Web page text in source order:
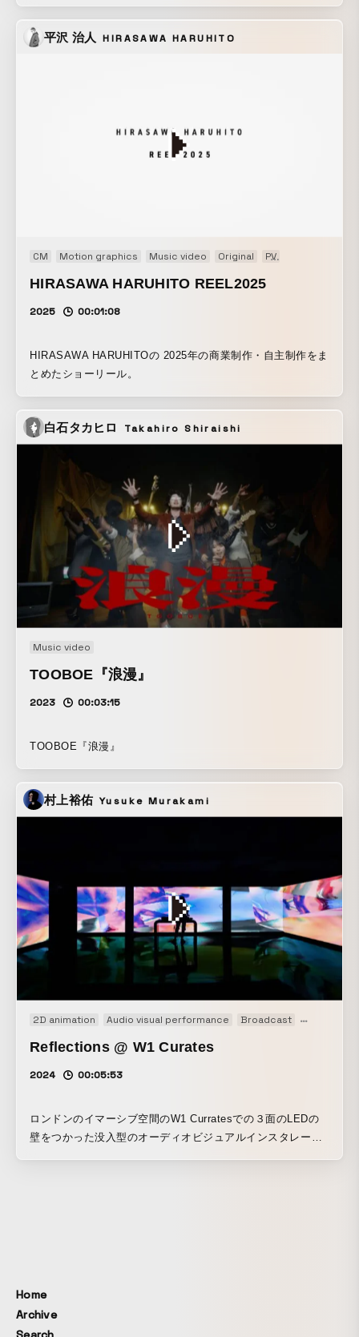
平沢 治人 HIRASAWA HARUHITO
CM Motion graphics Music video Original PV
HIRASAWA HARUHITO REEL2025
2025 00:01:08
HIRASAWA HARUHITOの 2025年の商業制作・自主制作をま
とめたショーリール。
白石タカヒロ Takahiro Shiraishi
Music video
TOOBOE『浪漫』
2023 00:03:15
TOOBOE『浪漫』
村上裕佑 Yusuke Murakami
2D animation Audio visual performance Broadcast Event
Reflections @ W1 Curates
2024 00:05:53
ロンドンのイマーシブ空間のW1 Curratesでの３面のLEDの
壁をつかった没入型のオーディオビジュアルインスタレーシ
Home
Archive